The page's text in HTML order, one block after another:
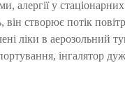
алергії у стаціонарних
він створює потік
ліки в аерозольний
інгалятор